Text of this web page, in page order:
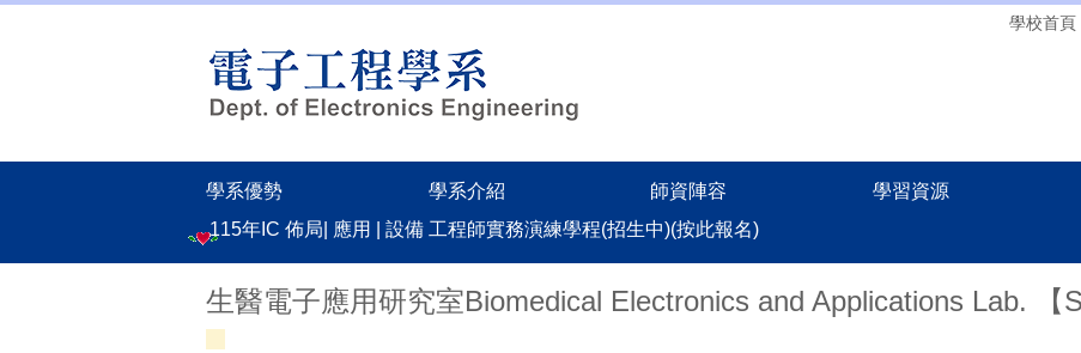
學校首頁
學系優勢 學系介紹 師資陣容 學習資源
115年IC 佈局| 應用 | 設備 工程師實務演練學程(招生中)(按此報名)
生醫電子應用研究室Biomedical Electronics and Applications Lab. 【